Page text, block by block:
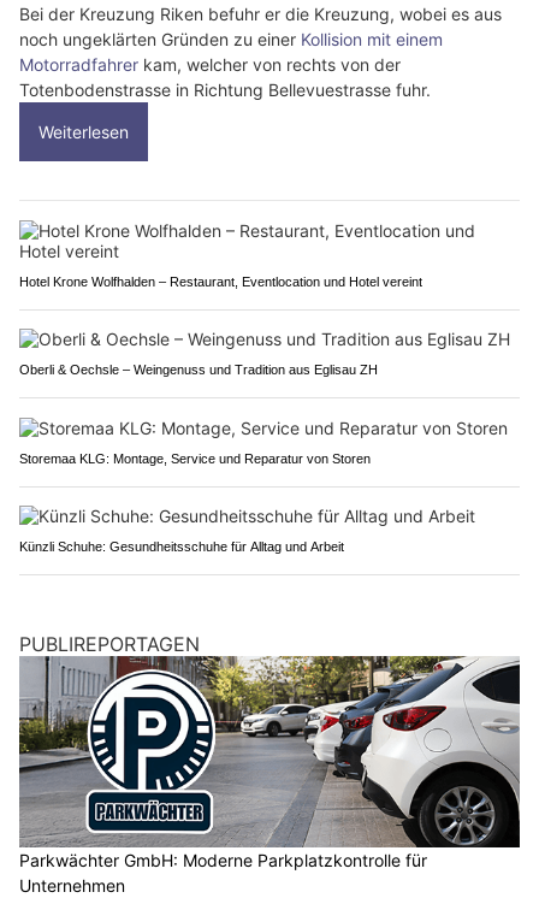
Bei der Kreuzung Riken befuhr er die Kreuzung, wobei es aus
noch ungeklärten Gründen zu einer Kollision mit einem
Motorradfahrer kam, welcher von rechts von der
Totenbodenstrasse in Richtung Bellevuestrasse fuhr.
Weiterlesen
Hotel Krone Wolfhalden – Restaurant, Eventlocation und Hotel vereint
Oberli & Oechsle – Weingenuss und Tradition aus Eglisau ZH
Storemaa KLG: Montage, Service und Reparatur von Storen
Künzli Schuhe: Gesundheitsschuhe für Alltag und Arbeit
PUBLIREPORTAGEN
Parkwächter GmbH: Moderne Parkplatzkontrolle für
Unternehmen